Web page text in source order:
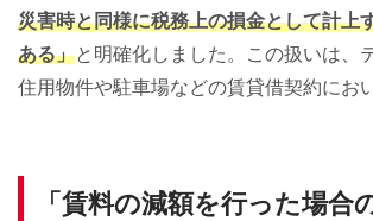
災害時と同様に税務上の損金として計上
ある」と明確化しました。この扱いは、
住用物件や駐車場などの賃貸借契約にお
「賃料の減額を行った場合